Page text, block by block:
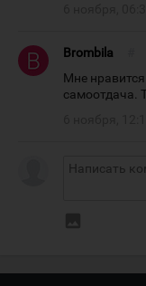
Brombila
Мне
самоотдача.